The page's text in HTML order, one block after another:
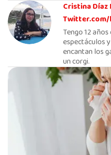
Cristina
Tengo 12
espectáculos
encantan los
un corgi.